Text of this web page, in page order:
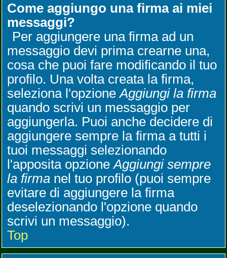
Come aggiungo una firma ai miei
messaggi?
Per aggiungere una firma ad un
messaggio devi prima crearne una,
cosa che puoi fare modificando il tuo
profilo. Una volta creata la firma,
seleziona l'opzioneAggiungi la firma
quando scrivi un messaggio per
aggiungerla. Puoi anche decidere di
aggiungere sempre la firma a tutti i
tuoi messaggi selezionando
l'apposita opzioneAggiungi sempre
la firma nel tuo profilo (puoi sempre
evitare di aggiungere la firma
deselezionando l'opzione quando
scrivi un messaggio).
Top